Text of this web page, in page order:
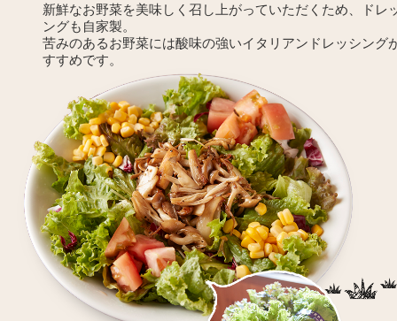
新鮮なお野菜を美味しく召し上がっていただくため、ドレ
ングも自家製。
苦みのあるお野菜には酸味の強いイタリアンドレッシング
すすめです。